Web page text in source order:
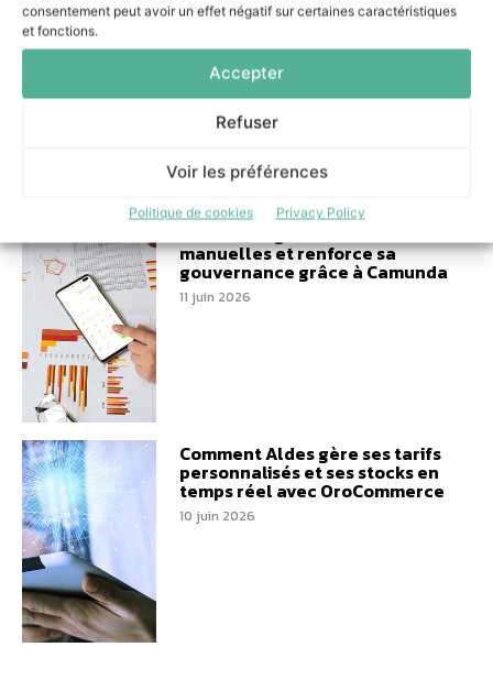
consentement peut avoir un effet négatif sur certaines caractéristiques
et fonctions.
Accepter
Refuser
Voir les préférences
Politique de cookies Privacy Policy
Serious games et campagnes
la Ville de Lille
16 juin 2026
manuelles et renforce sa
gouvernance grâce à Camunda
11 juin 2026
Comment Aldes gère ses tarifs
personnalisés et ses stocks en
temps réel avec OroCommerce
10 juin 2026